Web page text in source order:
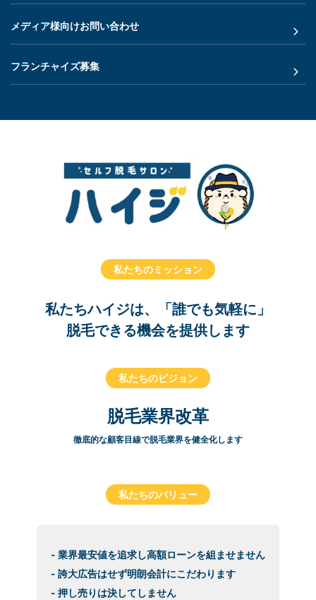
メディア様向けお問い合わせ
フランチャイズ募集
私たちのミッション
私たちハイジは、「誰でも気軽に」
脱毛できる機会を提供します
私たちのビジョン
脱毛業界改革
徹底的な顧客目線で脱毛業界を健全化します
私たちのバリュー
- 業界最安値を追求し高額ローンを組ませません
- 誇大広告はせず明朗会計にこだわります
- 押し売りは決してしません